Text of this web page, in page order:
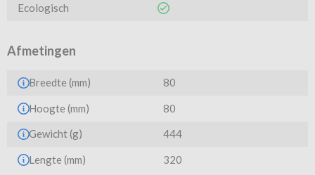
Ecologisch
Afmetingen
Breedte (mm) 80
Hoogte (mm) 80
Gewicht (g) 444
Lengte (mm) 320